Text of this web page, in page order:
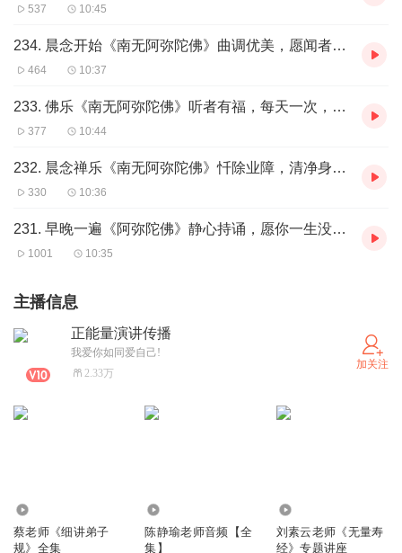
537 10:45
234. 晨念开始《南无阿弥陀佛》曲调优美，愿闻者吉祥安康所求皆得
464 10:37
233. 佛乐《南无阿弥陀佛》听者有福，每天一次，祈福家人平安吉祥！
377 10:44
232. 晨念禅乐《南无阿弥陀佛》忏除业障，清净身心，福德越来越好！
330 10:36
231. 早晚一遍《阿弥陀佛》静心持诵，愿你一生没烦脑，幸福吉祥！
1001 10:35
主播信息
正能量演讲传播
我爱你如同爱自己!
2.33万
加关注
蔡老师《细讲弟子
规》全集
陈静瑜老师音频【全
集】
刘素云老师《无量寿
经》专题讲座